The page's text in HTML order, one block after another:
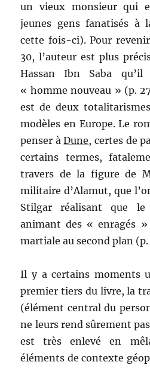
un vieux monsieur qui
jeunes gens fanatisés à
cette fois-ci). Pour
30, l’auteur est plus
Hassan Ibn Saba
« homme nouveau » (p.
est de deux
modèles en Europe. Le
penser àDune, certes de
certains termes,
travers de la figure de
militaire d’Alamut, que
Stilgar réalisant que le
animant des « enragés
martiale au second plan
Il y a certains moments
premier tiers du livre, la
(élément central du
ne leurs rend sûrement
est très enlevé en
éléments de contexte